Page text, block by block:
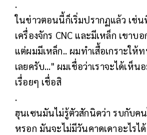
.
ในข่าวตอนนี้ก็เริ่มปรากฏแล้ว เช่
เครื่องจักร CNC และมีเหล็ก เขาบ
แต่ผมมีเหล็ก.. ผมทำเสื้อเกราะให้
เลยครับ..." ผมเชื่อว่าเราจะได้เห็
เรื่อยๆ เชื่อสิ
.
ฮุนเซนมันไม่รู้ตัวสักนิดว่า รบกับค
หรอก มันจะไม่มีวันคาดเดาอะไรไ